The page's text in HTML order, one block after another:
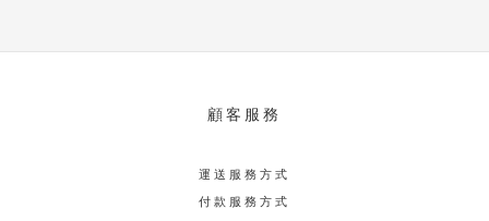
顧客服務
運送服務方式
付款服務方式